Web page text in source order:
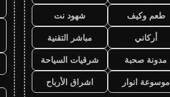
طعم وكيف
شهود نت
أركاني
مباشر التقنية
مدونة صحبة
شرقيات السياحة
موسوعة انوار
اشراق الأرباح